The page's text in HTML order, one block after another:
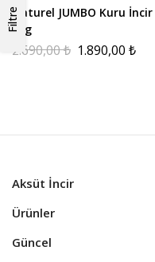
FiltreNaturel JUMBO Kuru İncir
3kg
2.690,00₺ 1.890,00 ₺
Aksüt İncir
Ürünler
Güncel